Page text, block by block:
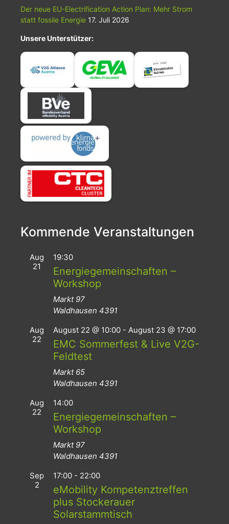
Der neue EU-Electrification Action Plan: Mehr Strom
statt fossile Energie 17. Juli 2026
Unsere Unterstützer:
Kommende Veranstaltungen
Aug
21
19:30
Energiegemeinschaften –
Workshop
Markt 97
Waldhausen 4391
Aug
22
August 22 @ 10:00 - August 23 @ 17:00
EMC Sommerfest & Live V2G-
Feldtest
Markt 65
Waldhausen 4391
Aug
22
14:00
Energiegemeinschaften –
Workshop
Markt 97
Waldhausen 4391
Sep
2
17:00 - 22:00
eMobility Kompetenztreffen
plus Stockerauer
Solarstammtisch